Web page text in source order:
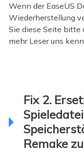
Wenn der EaseUS
Wiederherstellung
Sie diese Seite bitte
mehr Leser uns
Fix 2.
Remake